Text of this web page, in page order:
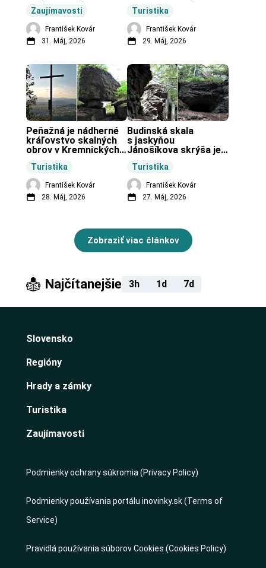
Zaujímavosti
František Kovár
31. Máj, 2026
Turistika
František Kovár
29. Máj, 2026
Turistika
Peňažná je nádherné
kráľovstvo skalných
obrov v Kremnických
František Kovár
28. Máj, 2026
Turistika
Budinská skala
s jaskyňou
Jánošíkova skrýša je
obci Budiná.
František Kovár
27. Máj, 2026
Zobraziť viac článkov
Najčítanejšie 3h 1d 7d
Slovensko
Regióny
Hrady a zámky
Turistika
Zaujímavosti
Podmienky ochrany súkromia (Privacy Policy)
Podmienky používania portálu inovinky.sk (Terms of
Service)
Pravidlá používania súborov Cookies (Cookies Policy)